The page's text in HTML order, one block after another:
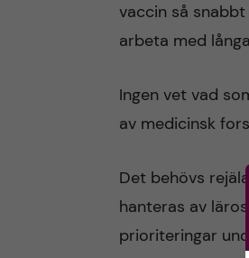
vaccin så
arbeta med
Ingen vet vad
av medicinsk
Det behövs
hanteras av
prioriteringar